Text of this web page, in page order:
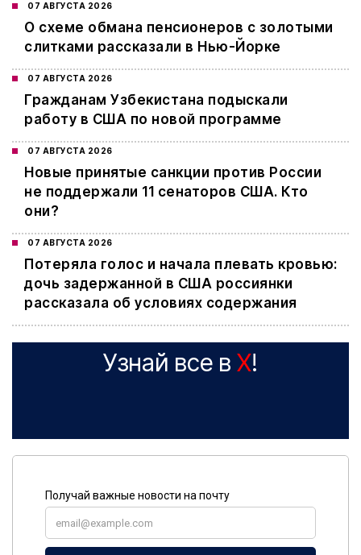
07 АВГУСТА 2026
О схеме обмана пенсионеров с золотыми
слитками рассказали в Нью-Йорке
07 АВГУСТА 2026
Гражданам Узбекистана подыскали
работу в США по новой программе
07 АВГУСТА 2026
Новые принятые санкции против России
не поддержали 11 сенаторов США. Кто
они?
07 АВГУСТА 2026
Потеряла голос и начала плевать кровью:
дочь задержанной в США россиянки
рассказала об условиях содержания
Узнай все в X!